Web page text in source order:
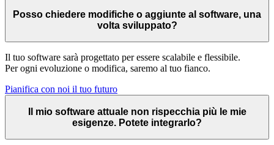
Posso chiedere modifiche o aggiunte al software, una
volta sviluppato?
Il tuo software sarà progettato per essere scalabile e flessibile.
Per ogni evoluzione o modifica, saremo al tuo fianco.
Pianifica con noi il tuo futuro
Il mio software attuale non rispecchia più le mie
esigenze. Potete integrarlo?